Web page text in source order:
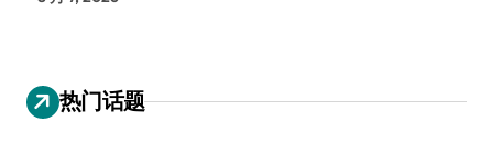
热门话题